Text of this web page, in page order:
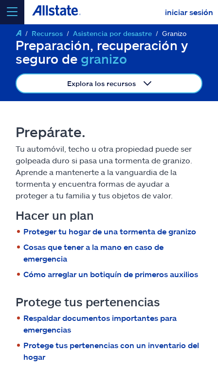
iniciar sesión
seleccionar un producto paracotizar
ir
Seguros y más
Recursos
Reclamos
Asistencia y apoyo
Buscar agente
Explore Allstate
Ashburn, VA 20146
English
Recursos Asistencia por desastre Granizo
Preparación, recuperación y
seguro de granizo
Explora los recursos
Prepárate.
Tu automóvil, techo u otra propiedad puede ser
golpeada duro si pasa una tormenta de granizo.
Aprende a mantenerte a la vanguardia de la
tormenta y encuentra formas de ayudar a
proteger a tu familia y tus objetos de valor.
Hacer un plan
Proteger tu hogar de una tormenta de granizo
Cosas que tener a la mano en caso de
emergencia
Cómo arreglar un botiquín de primeros auxilios
Protege tus pertenencias
Respaldar documentos importantes para
emergencias
Protege tus pertenencias con un inventario del
hogar